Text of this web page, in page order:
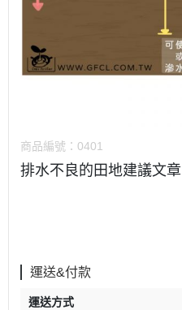
商品編號： 0401
排水不良的田地建議文章
運送&付款
運送方式